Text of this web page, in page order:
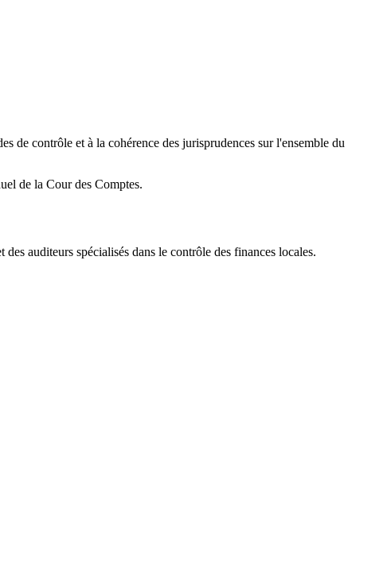
de contrôle et à la cohérence des jurisprudences sur l'ensemble du
de la Cour des Comptes.
auditeurs spécialisés dans le contrôle des finances locales.